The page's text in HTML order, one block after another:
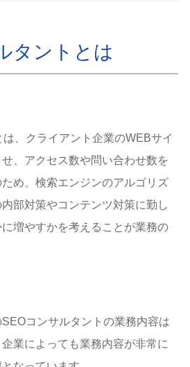
タントとは
、クライアント企業のWEBサイ
、アクセス数や問い合わせ数を
め、検索エンジンのアルゴリズ
部対策やコンテンツ対策に勤し
増やすかを考えることが業務の
コンサルタントの業務内容は
業によっても業務内容が非常に